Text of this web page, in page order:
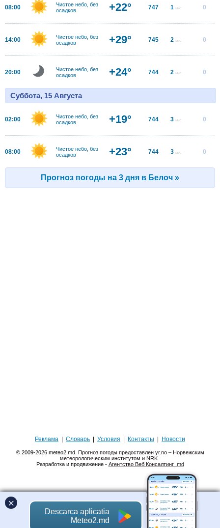
08:00
Чистое небо, без
осадков
+22° 747 1 м/с 0
14:00
Чистое небо, без
осадков
+29° 745 2 м/с 0
20:00
Чистое небо, без
осадков
+24° 744 2 м/с 0
Суббота, 15 Августа
02:00
Чистое небо, без
осадков
+19° 744 3 м/с 0
08:00
Чистое небо, без
осадков
+23° 744 3 м/с 0
Прогноз погоды на 3 дня в Белоч »
Реклама Словарь Условия Контакты Новости
© 2009-2026 meteo2.md. Прогноз погоды предоставлен yr.no – Норвежским
метеорологическим институтом и NRK
Разработка и продвижение - Агентство Веб Консалтинг .md
×
Descarca aplicatia
Meteo2.md